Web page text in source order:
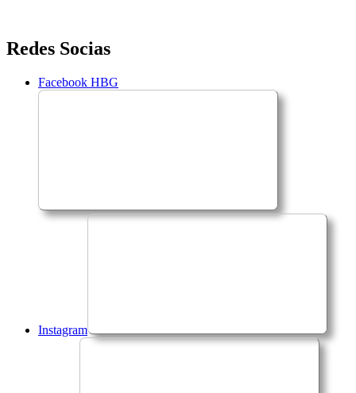
Saltar
para
conteúdo
Redes Socias
Facebook HBG
Instagram